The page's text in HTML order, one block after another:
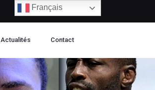
Actualités Contact
Français